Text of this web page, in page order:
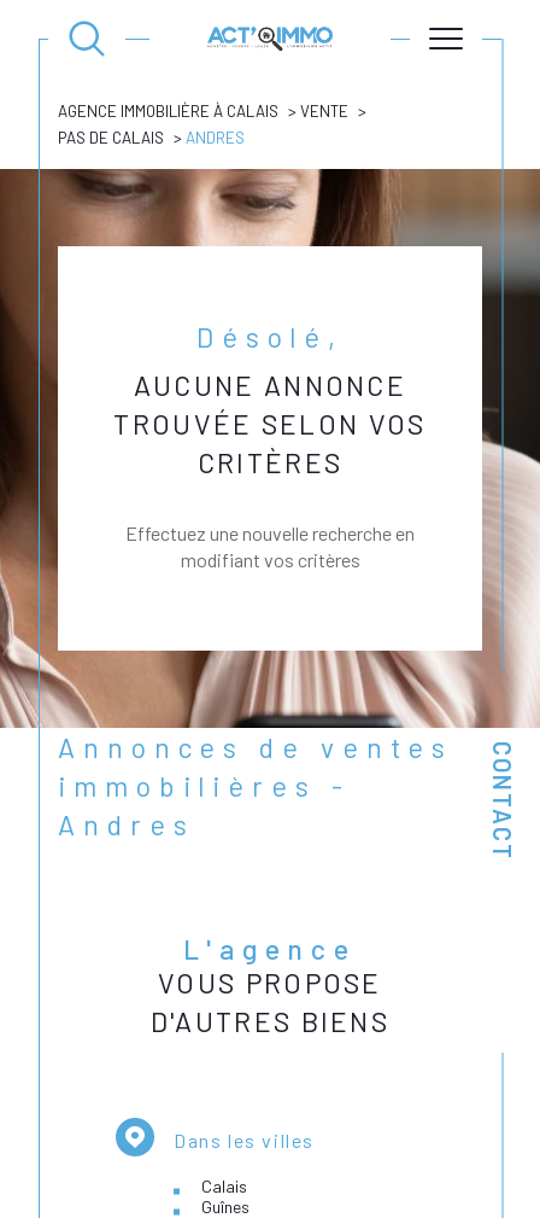
CONTACT
AGENCE IMMOBILIÈRE À CALAIS
VENTE
PAS DE CALAIS
ANDRES
Désolé,
AUCUNE ANNONCE
TROUVÉE SELON VOS
CRITÈRES
Effectuez une nouvelle recherche en
modifiant vos critères
Annonces de ventes
immobilières -
Andres
L'agence
VOUS PROPOSE
D'AUTRES BIENS
Dans les villes
Calais
Guînes